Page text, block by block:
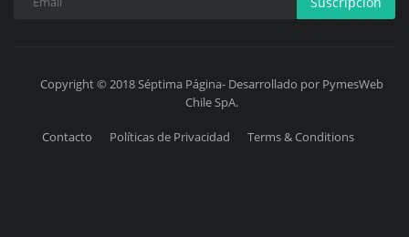
Copyright © 2018 Séptima Página- Desarrollado por PymesWeb
Chile SpA.
Contacto Políticas de Privacidad Terms & Conditions